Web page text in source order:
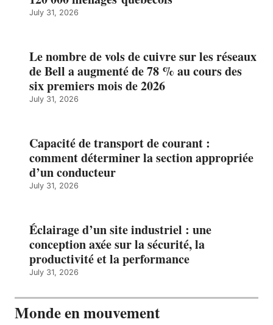
July 31, 2026
Le nombre de vols de cuivre sur les réseaux
de Bell a augmenté de 78 % au cours des
six premiers mois de 2026
July 31, 2026
Capacité de transport de courant :
comment déterminer la section appropriée
d’un conducteur
July 31, 2026
Éclairage d’un site industriel : une
conception axée sur la sécurité, la
productivité et la performance
July 31, 2026
Monde en mouvement